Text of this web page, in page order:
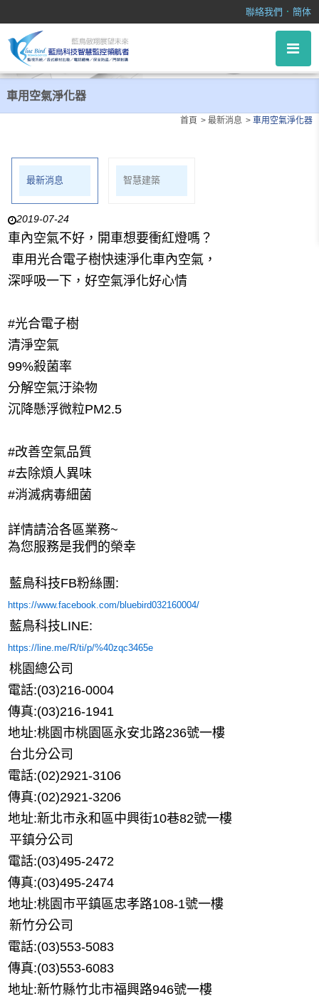
聯絡我們 ． 簡体
車用空氣淨化器
首頁 最新消息 車用空氣淨化器
最新消息 智慧建築
2019-07-24
車內空氣不好，開車想要衝紅燈嗎？
車用光合電子樹快速淨化車內空氣，
深呼吸一下，好空氣淨化好心情
#光合電子樹
清淨空氣
99%殺菌率
分解空氣汙染物
沉降懸浮微粒PM2.5
#改善空氣品質
#去除煩人異味
#消滅病毒細菌
詳情請洽各區業務~
為您服務是我們的榮幸
藍鳥科技FB粉絲團:
https://www.facebook.com/bluebird032160004/
藍鳥科技LINE:
https://line.me/R/ti/p/%40zqc3465e
桃園總公司
電話:(03)216-0004
傳真:(03)216-1941
地址:桃園市桃園區永安北路236號一樓
台北分公司
電話:(02)2921-3106
傳真:(02)2921-3206
地址:新北市永和區中興街10巷82號一樓
平鎮分公司
電話:(03)495-2472
傳真:(03)495-2474
地址:桃園市平鎮區忠孝路108-1號一樓
新竹分公司
電話:(03)553-5083
傳真:(03)553-6083
地址:新竹縣竹北市福興路946號一樓